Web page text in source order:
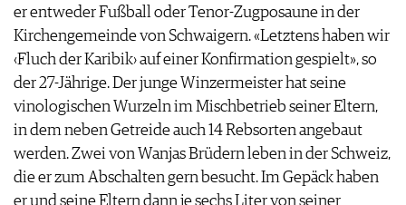
er entweder Fußball oder Tenor-Zugposaune in der
Kirchengemeinde von Schwaigern. «Letztens haben wir
‹Fluch der Karibik› auf einer Konfirmation gespielt», so
der 27-Jährige. Der junge Winzermeister hat seine
vinologischen Wurzeln im Mischbetrieb seiner Eltern,
in dem neben Getreide auch 14 Rebsorten angebaut
werden. Zwei von Wanjas Brüdern leben in der Schweiz,
die er zum Abschalten gern besucht. Im Gepäck haben
er und seine Eltern dann je sechs Liter von seiner